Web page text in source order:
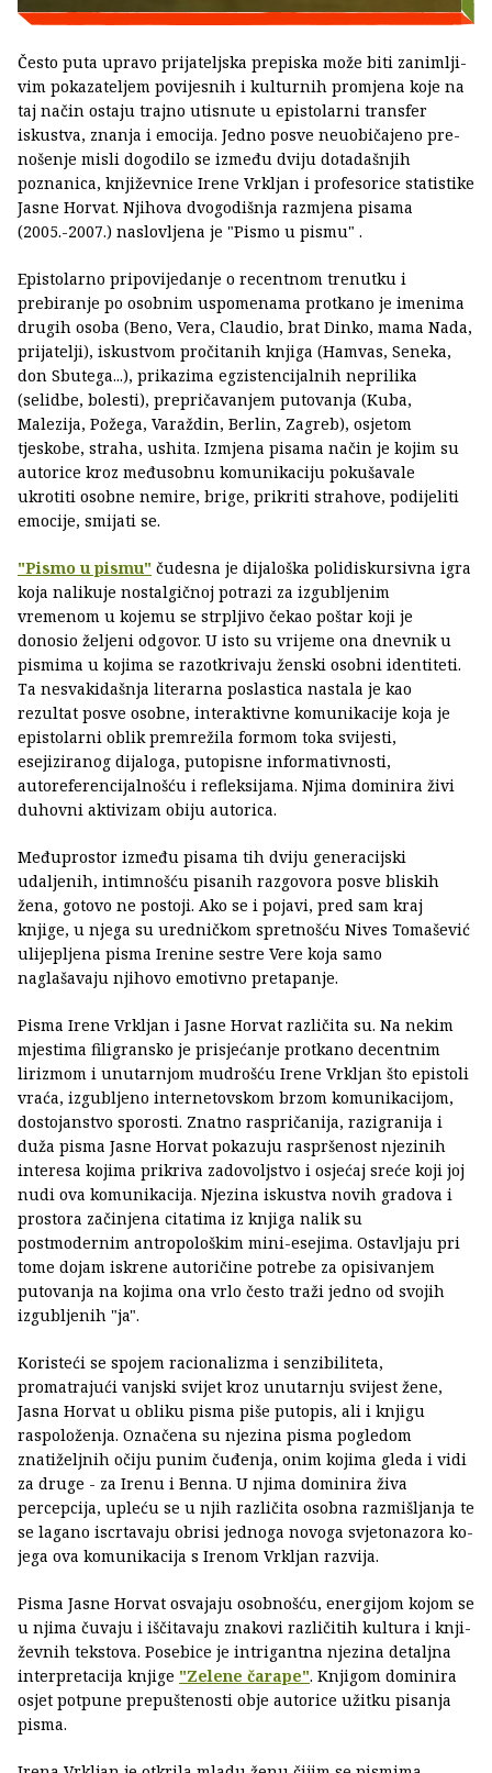
Često puta upravo prijateljska prepiska može biti zanimlji­
vim pokazateljem povi­jesnih i kulturnih promje­na koje na
taj način osta­ju trajno utisnute u epis­tolarni transfer
iskustva, znanja i emocija. Jedno posve neuobičajeno pre­
nošenje misli dogodilo se između dviju dotadašnjih
poznanica, književnice Irene Vrkljan i profesori­ce statistike
Jasne Horvat. Njihova dvogodišnja razmjena pisama
(2005.-2007.) naslovljena je "Pis­mo u pismu" .
Epistolarno pripovije­danje o recentnom tre­nutku i
prebiranje po osobnim uspomenama protkano je imenima
dru­gih osoba (Beno, Vera, Claudio, brat Dinko, ma­ma Nada,
prijatelji), is­kustvom pročitanih knji­ga (Hamvas, Seneka,
don Sbutega...), prikazima eg­zistencijalnih neprilika
(selidbe, bolesti), prepri­čavanjem putovanja (Ku­ba,
Malezija, Požega, Va­raždin, Berlin, Zagreb), osjetom
tjeskobe, straha, ushita. Izmjena pisama način je kojim su
autori­ce kroz međusobnu ko­munikaciju pokušavale
ukrotiti osobne nemire, brige, prikriti strahove, podijeliti
emocije, smijati se.
"Pismo u pismu" ču­desna je dijaloška polidiskursivna igra
koja naliku­je nostalgičnoj potrazi za izgubljenim
vremenom u kojemu se strpljivo čekao poštar koji je
donosio željeni odgovor. U isto su vrijeme ona dnevnik u
pismima u kojima se ra­zotkrivaju ženski osobni identiteti.
Ta nesvakidašnja lite­rarna poslastica nastala je kao
rezultat posve osobne, interaktivne ko­munikacije koja je
episto­larni oblik premrežila for­mom toka svijesti,
esejiziranog dijaloga, putopisne informativnosti,
autoreferencijalnošću i refleksija­ma. Njima dominira živi
duhovni aktivizam obiju autorica.
Međuprostor između pisama tih dviju genera­cijski
udaljenih, intimnošću pisanih razgovora pos­ve bliskih
žena, gotovo ne postoji. Ako se i pojavi, pred sam kraj
knjige, u njega su uredničkom spretnošću Nives Tomašević
ulijepljena pisma Irenine sestre Vere koja samo
naglašavaju njihovo emotivno pretapanje.
Pisma Irene Vrkljan i Jasne Horvat različita su. Na nekim
mjestima fili­gransko je prisjećanje protkano decentnim
lirizmom i unutarnjom mu­drošću Irene Vrkljan što epistoli
vraća, izgubljeno internetovskom brzom komunikacijom,
dosto­janstvo sporosti. Znatno raspričanija, razigranija i
duža pisma Jasne Horvat pokazuju raspršenost nje­zinih
interesa kojima pri­kriva zadovoljstvo i osje­ćaj sreće koji joj
nudi ova komunikacija. Njezina is­kustva novih gradova i
prostora začinjena citati­ma iz knjiga nalik su
postmodernim antropološ­kim mini-esejima. Osta­vljaju pri
tome dojam is­krene autoričine potrebe za opisivanjem
putovanja na kojima ona vrlo često traži jedno od svojih
izgu­bljenih "ja".
Koristeći se spojem ra­cionalizma i senzibiliteta,
promatrajući vanjski svijet kroz unutarnju svijest žene,
Jasna Horvat u obli­ku pisma piše putopis, ali i knjigu
raspoloženja. Oz­načena su njezina pisma pogledom
znatiželjnih očiju punim čuđenja, onim kojima gleda i vidi
za druge - za Irenu i Benna. U njima dominira živa
percepcija, upleću se u njih različita osobna raz­mišljanja te
se lagano iscrtavaju obrisi jednoga novoga svjetonazora ko­
jega ova komunikacija s Irenom Vrkljan razvija.
Pisma Jasne Horvat os­vajaju osobnošću, energi­jom kojom se
u njima ču­vaju i iščitavaju znakovi različitih kultura i knji­
ževnih tekstova. Posebice je intrigantna njezina de­taljna
interpretacija knji­ge "Zelene čarape". Knji­gom dominira
osjet pot­pune prepuštenosti obje autorice užitku pisanja
pisma.